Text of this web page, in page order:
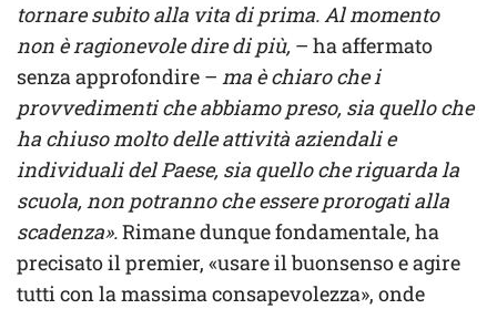
tornare subito alla vita di prima. Al momento
non è ragionevole dire di più, – ha affermato
senza approfondire – ma è chiaro che i
provvedimenti che abbiamo preso, sia quello che
ha chiuso molto delle attività aziendali e
individuali del Paese, sia quello che riguarda la
scuola, non potranno che essere prorogati alla
scadenza».Rimane dunque fondamentale, ha
precisato il premier, «usare il buonsenso e agire
tutti con la massima consapevolezza», onde